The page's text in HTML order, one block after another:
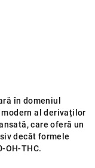
în domeniul
al derivaților
care oferă un
decât formele
OH-THC.